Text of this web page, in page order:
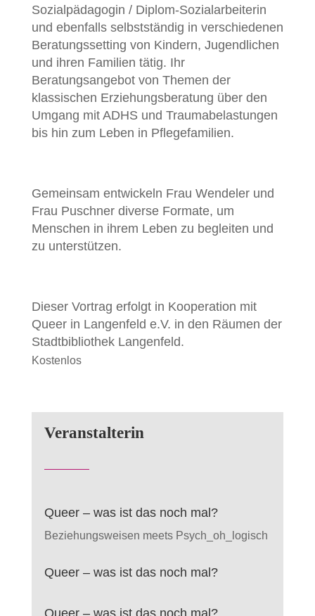
Sozialpädagogin / Diplom-Sozialarbeiterin
und ebenfalls selbstständig in verschiedenen
Beratungssetting von Kindern, Jugendlichen
und ihren Familien tätig. Ihr
Beratungsangebot von Themen der
klassischen Erziehungsberatung über den
Umgang mit ADHS und Traumabelastungen
bis hin zum Leben in Pflegefamilien.
Gemeinsam entwickeln Frau Wendeler und
Frau Puschner diverse Formate, um
Menschen in ihrem Leben zu begleiten und
zu unterstützen.
Dieser Vortrag erfolgt in Kooperation mit
Queer in Langenfeld e.V. in den Räumen der
Stadtbibliothek Langenfeld.
Kostenlos
Veranstalterin
Queer – was ist das noch mal?
Beziehungsweisen meets Psych_oh_logisch
Queer – was ist das noch mal?
Queer – was ist das noch mal?